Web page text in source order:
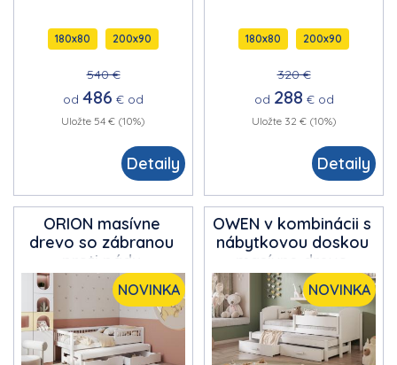
180x80 200x90
540 €
od 486 € od
Uložte 54 € (10%)
Detaily
180x80 200x90
320 €
od 288 € od
Uložte 32 € (10%)
Detaily
NOVINKA
ORION masívne
drevo so zábranou
proti pádu
dvojlôžková detská
posteľ s výsuvným
lôžkom s úložným
priestorom na
posteľnú bielizeň
NOVINKA
OWEN v kombinácii s
nábytkovou doskou
masívne drevo
dvojlôžková detská
posteľ s výsuvným
lôžkom s úložným
priestorom na
posteľnú bielizeň